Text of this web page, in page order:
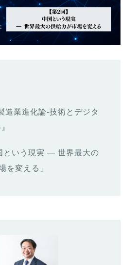
造業進化論-技術とデジタ
という現実 ― 世界最大の
を変える」